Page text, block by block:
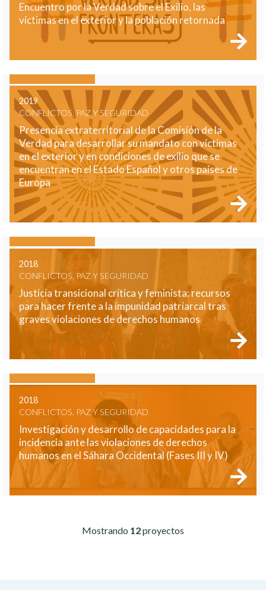
Encuentro por la Verdad sobre el Exilio, las
víctimas en el exterior y la población retornada
2019
CONFLICTOS, PAZ Y SEGURIDAD
Presencia extraterritorial de la Comisión de la
Verdad para desarrollar su mandato con víctimas
en el exterior y en condiciones de exilio que se
encuentran en el Estado Español y otros países de
Europa
2018
CONFLICTOS, PAZ Y SEGURIDAD
Justicia transicional crítica y feminista: recursos
para hacer frente a la impunidad patriarcal tras
graves violaciones de derechos humanos
2018
CONFLICTOS, PAZ Y SEGURIDAD
Investigación y desarrollo de capacidades para la
incidencia ante las violaciones de derechos
humanos en el Sáhara Occidental (Fases III y IV)
Mostrando 12proyectos